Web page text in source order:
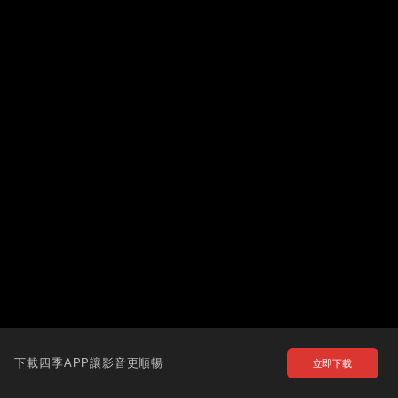
下載四季APP讓影音更順暢 立即下載